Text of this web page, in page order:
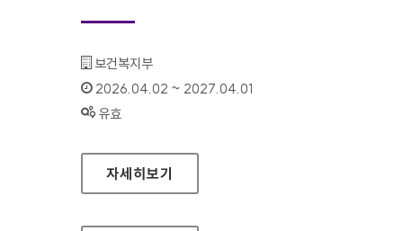
기관명 :
보건복지부
인증기간 :
2026.04.02 ~ 2027.04.01
상태 :
유효
보건복지상담센터
자세히보기